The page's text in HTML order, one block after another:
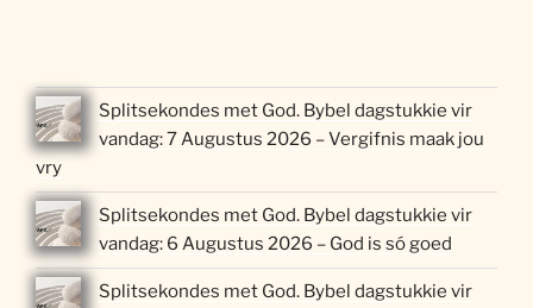
Splitsekondes met God. Bybel dagstukkie vir
vandag: 7 Augustus 2026 – Vergifnis maak jou
vry
Splitsekondes met God. Bybel dagstukkie vir
vandag: 6 Augustus 2026 – God is só goed
Splitsekondes met God. Bybel dagstukkie vir